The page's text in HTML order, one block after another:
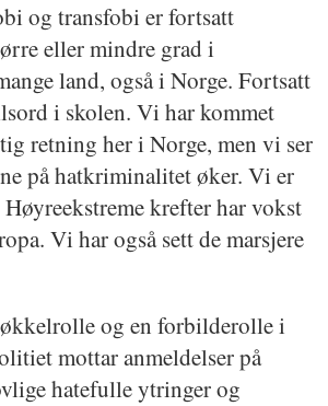
og transfobi er fortsatt
eller mindre grad i
land, også i Norge. Fortsatt
i skolen. Vi har kommet
retning her i Norge, men vi ser
på hatkriminalitet øker. Vi er
krefter har vokst
Vi har også sett de marsjere
og en forbilderolle i
mottar anmeldelser på
hatefulle ytringer og